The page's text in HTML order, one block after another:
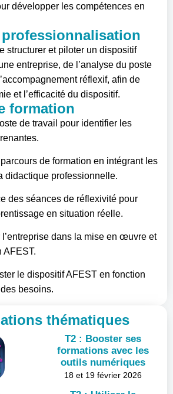
développer les compétences en
structurer et piloter un dispositif
entreprise, de l’analyse du poste
réflexif, afin de
et l’efficacité du dispositif.
formation
de travail pour identifier les
de formation en intégrant les
didactique professionnelle.
des séances de réflexivité pour
en situation réelle.
dans la mise en œuvre et
AFEST.
le dispositif AFEST en fonction
besoins.
thématiques
T2 : Booster ses
formations avec les
outils numériques
18 et 19 février 2026